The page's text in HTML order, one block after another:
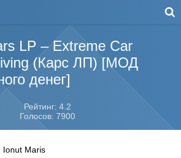
LP – Extreme Car
(Карс ЛП) [МОД
денег]
Рейтинг: 4.2
Голосов: 7900
Ionut Maris